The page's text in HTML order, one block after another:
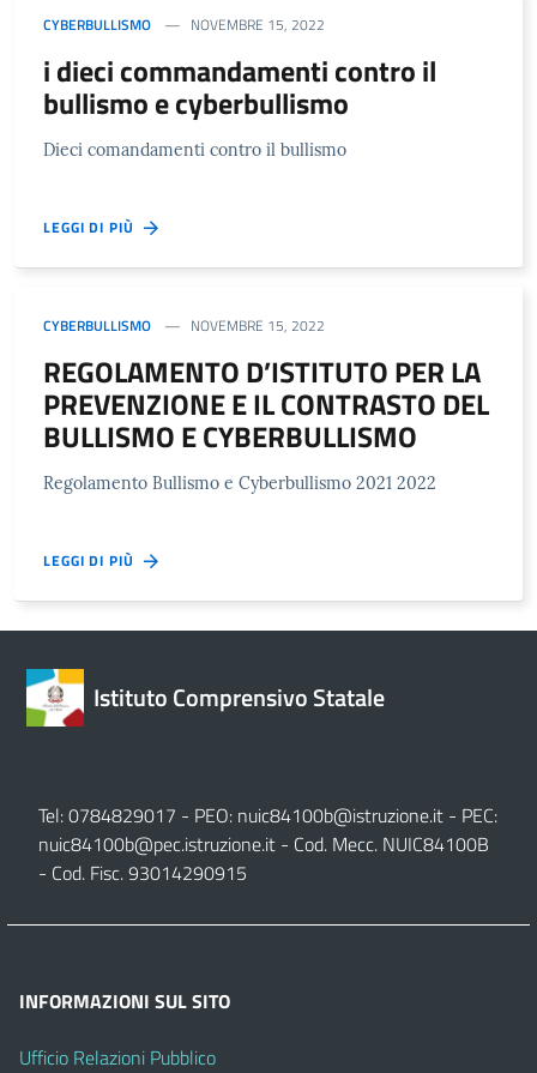
CYBERBULLISMO NOVEMBRE 15, 2022
i dieci commandamenti contro il
bullismo e cyberbullismo
Dieci comandamenti contro il bullismo
LEGGI DI PIÙ
CYBERBULLISMO NOVEMBRE 15, 2022
REGOLAMENTO D’ISTITUTO PER LA
PREVENZIONE E IL CONTRASTO DEL
BULLISMO E CYBERBULLISMO
Regolamento Bullismo e Cyberbullismo 2021 2022
LEGGI DI PIÙ
Istituto Comprensivo Statale
Tel: 0784829017 - PEO: nuic84100b@istruzione.it - PEC:
nuic84100b@pec.istruzione.it - Cod. Mecc. NUIC84100B
- Cod. Fisc. 93014290915
INFORMAZIONI SUL SITO
Ufficio Relazioni Pubblico